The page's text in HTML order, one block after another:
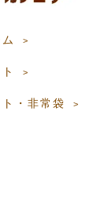
・非常袋